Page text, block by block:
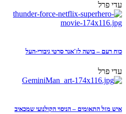
עדי פרל
כוח רעם – בושה לז'אנר סרטי גיבורי-העל
עדי פרל
איש מזל התאומים – הניסוי הקולנועי שמכאיב